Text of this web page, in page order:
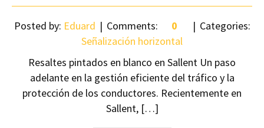
Posted by: Eduard Comments: 0
Categories:
Señalización horizontal
Resaltes pintados en blanco en Sallent Un paso
adelante en la gestión eficiente del tráfico y la
protección de los conductores. Recientemente en
Sallent, […]